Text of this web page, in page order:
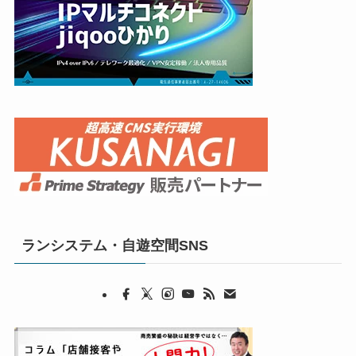
ランシステム・自遊空間SNS